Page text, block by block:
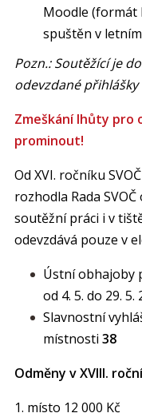
Moodle (formát
spuštěn v
Pozn.: Soutěžící je
odevzdané
Zmeškání lhůty pro
prominout!
Od XVI. ročníku
rozhodla Rada
soutěžní práci i v
odevzdává pouze v
Ústní obhajoby
od 4. 5. do 29. 5.
Slavnostní
místnosti 38
Odměny v XVIII.
1. místo 12 000 Kč